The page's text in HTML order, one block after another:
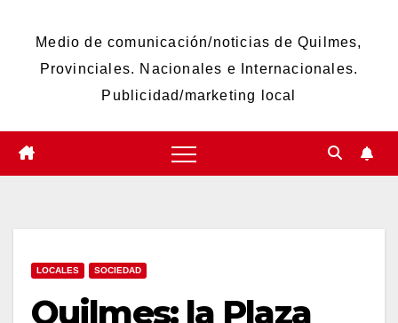
Medio de comunicación/noticias de Quilmes,
Provinciales. Nacionales e Internacionales.
Publicidad/marketing local
LOCALES SOCIEDAD
Quilmes: la Plaza